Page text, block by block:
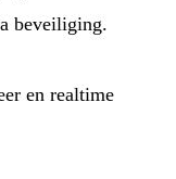
beveiliging.
en realtime